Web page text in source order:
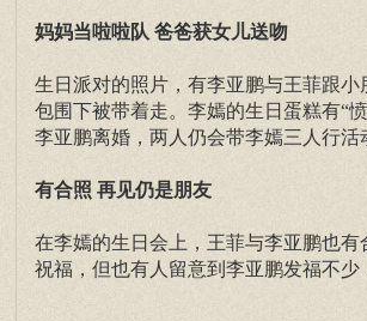
妈妈当啦啦队 爸爸获女儿送吻
生日派对的照片，有李亚鹏与王菲跟
包围下被带着走。李嫣的生日蛋糕有“
李亚鹏离婚，两人仍会带李嫣三人行活
有合照 再见仍是朋友
在李嫣的生日会上，王菲与李亚鹏也
祝福，但也有人留意到李亚鹏发福不少